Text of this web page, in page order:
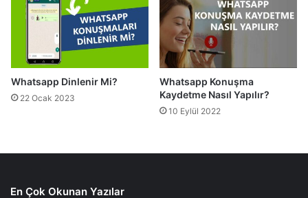
Whatsapp Dinlenir Mi?
22 Ocak 2023
Whatsapp Konuşma
Kaydetme Nasıl Yapılır?
10 Eylül 2022
En Çok Okunan Yazılar